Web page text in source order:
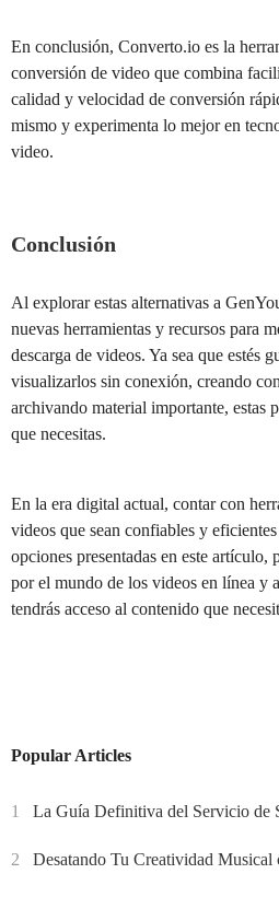
En conclusión, Converto.io es la
conversión de video que combina
calidad y velocidad de conversión
mismo y experimenta lo mejor en
video.
Conclusión
Al explorar estas alternativas a
nuevas herramientas y recursos para
descarga de videos. Ya sea que estés
visualizarlos sin conexión, creando
archivando material importante, estas
que necesitas.
En la era digital actual, contar con
videos que sean confiables y
opciones presentadas en este artículo,
por el mundo de los videos en línea y
tendrás acceso al contenido que
Popular Articles
1 La Guía Definitiva del Servicio de
2 Desatando Tu Creatividad